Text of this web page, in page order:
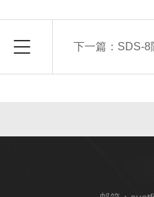
下一篇： SDS-8隧